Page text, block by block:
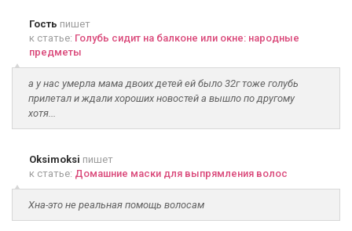
Гость пишет
к статье: Голубь сидит на балконе или окне: народные
предметы
а у нас умерла мама двоих детей ей было 32г тоже голубь
прилетал и ждали хороших новостей а вышло по другому
хотя...
Oksimoksi пишет
к статье: Домашние маски для выпрямления волос
Хна-это не реальная помощь волосам